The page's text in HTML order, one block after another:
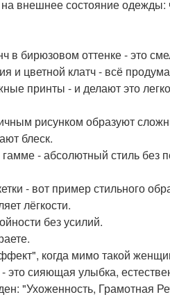
внешнее состояние одежды:
бирюзовом оттенке - это
и цветной клатч - всё
принты - и делают это
рисунком образуют
блеск.
- абсолютный стиль без
- вот пример стильного
лёгкости.
без усилий.
когда мимо такой
сияющая улыбка,
"Ухоженность, Грамотная